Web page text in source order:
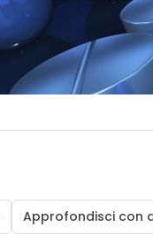
Approfondisci con